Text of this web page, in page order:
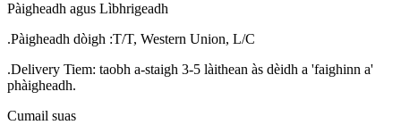
Pàigheadh ​​​​agus Lìbhrigeadh
.Pàigheadh ​​dòigh :T/T, Western Union, L/C
.Delivery Tiem: taobh a-staigh 3-5 làithean às dèidh a 'faighinn a'
phàigheadh.
Cumail suas